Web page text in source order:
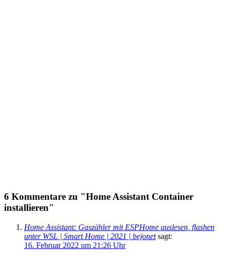
6 Kommentare zu "Home Assistant Container
installieren"
Home Assistant: Gaszähler mit ESPHome auslesen, flashen
unter WSL | Smart Home | 2021 | bejonet sagt:
16. Februar 2022 um 21:26 Uhr